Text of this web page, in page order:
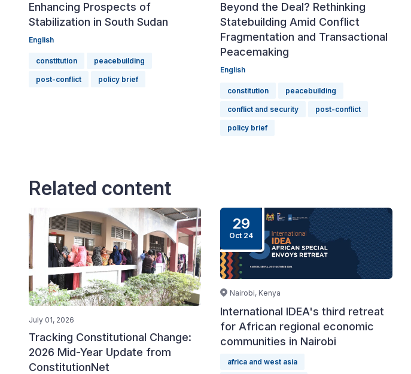
Enhancing Prospects of
Stabilization in South Sudan
English
constitution peacebuilding
post-conflict policy brief
Beyond the Deal? Rethinking
Statebuilding Amid Conflict
Fragmentation and Transactional
Peacemaking
English
constitution peacebuilding
conflict and security post-conflict
policy brief
Related content
July 01, 2026
Tracking Constitutional Change:
2026 Mid-Year Update from
ConstitutionNet
29
Oct 24
Nairobi, Kenya
International IDEA's third retreat
for African regional economic
communities in Nairobi
africa and west asia